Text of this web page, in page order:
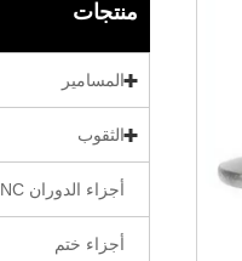
منتجات
المسامير
الثقوب
أجزاء الدوران CNC
أجزاء ختم